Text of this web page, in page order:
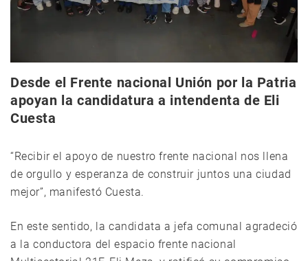
Desde el Frente nacional Unión por la Patria
apoyan la candidatura a intendenta de Eli
Cuesta
“Recibir el apoyo de nuestro frente nacional nos llena
de orgullo y esperanza de construir juntos una ciudad
mejor”, manifestó Cuesta.
En este sentido, la candidata a jefa comunal agradeció
a la conductora del espacio frente nacional